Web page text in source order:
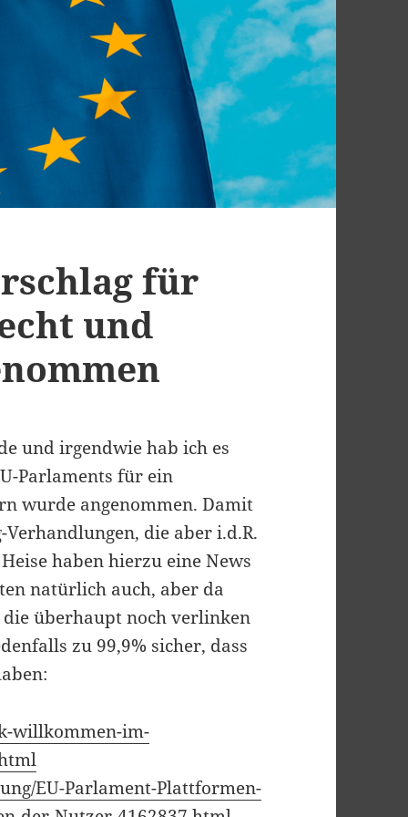
für
und
und irgendwie hab ich es
Parlaments für ein
wurde angenommen. Damit
die aber i.d.R.
haben hierzu eine News
natürlich auch, aber da
überhaupt noch verlinken
zu 99,9% sicher, dass
willkommen-im-
EU-Parlament-Plattformen-